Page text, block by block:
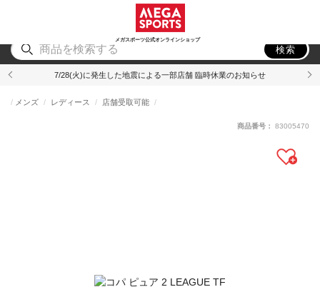
メガスポーツ公式オンラインショップ
アウトドア
検索
7/28(火)に発生した地震による一部店舗 臨時休業のお知らせ
メンズ レディース 店舗受取可能
商品番号： 83005470